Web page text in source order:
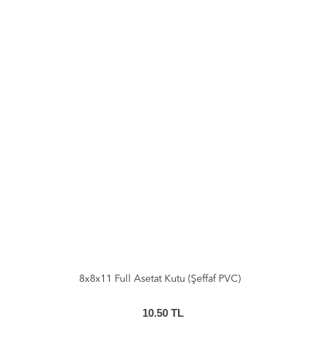
8x8x11 Full Asetat Kutu (Şeffaf PVC)
10.50 TL